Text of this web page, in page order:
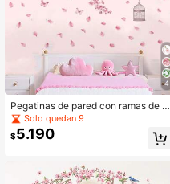
4
Pegatinas de pared con ramas de ár
bol rosa y verde, decoración de esc
ena primaveral/veraniega de sakur
a para baño, dormitorio, sala de est
Solo quedan 9
$5.190